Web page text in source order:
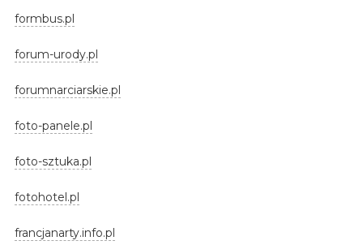
formbus.pl
forum-urody.pl
forumnarciarskie.pl
foto-panele.pl
foto-sztuka.pl
fotohotel.pl
francjanarty.info.pl